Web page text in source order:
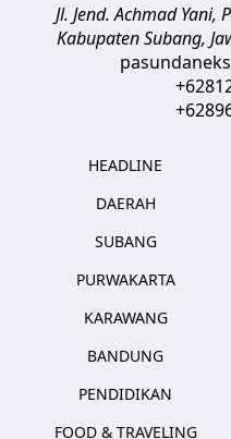
Jl. Jend. Achmad Yani,
Kabupaten Subang,
HEADLINE
DAERAH
SUBANG
PURWAKARTA
KARAWANG
BANDUNG
PENDIDIKAN
FOOD & TRAVELING